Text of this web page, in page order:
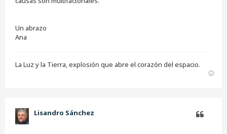
Un abrazo
Ana
La Luz y la Tierra, explosión que abre el corazón del espacio.
Lisandro Sánchez